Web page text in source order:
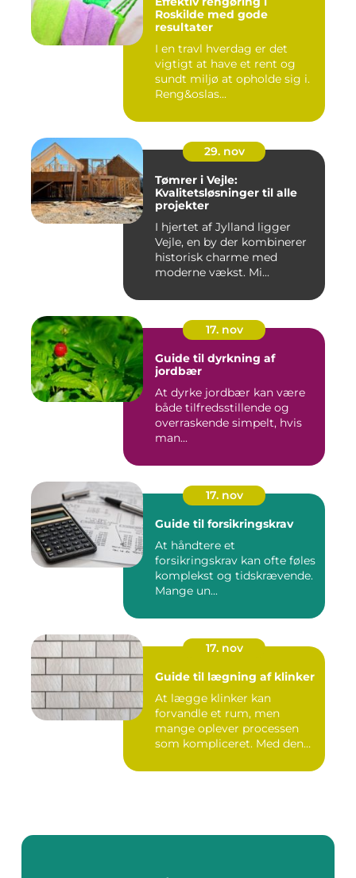
Roskilde med gode
resultater
I en travl hverdag er det
vigtigt at have et rent og
sundt miljø at opholde sig i.
Reng&oslas...
29. nov
Tømrer i Vejle:
Kvalitetsløsninger til alle
projekter
I hjertet af Jylland ligger
Vejle, en by der kombinerer
historisk charme med
moderne vækst. Mi...
17. nov
Guide til dyrkning af
jordbær
At dyrke jordbær kan være
både tilfredsstillende og
overraskende simpelt, hvis
man...
17. nov
Guide til forsikringskrav
At håndtere et
forsikringskrav kan ofte føles
komplekst og tidskrævende.
Mange un...
17. nov
Guide til lægning af klinker
At lægge klinker kan
forvandle et rum, men
mange oplever processen
som kompliceret. Med den